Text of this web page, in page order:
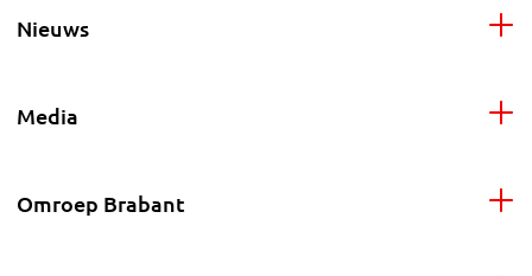
Nieuws
Media
Omroep Brabant